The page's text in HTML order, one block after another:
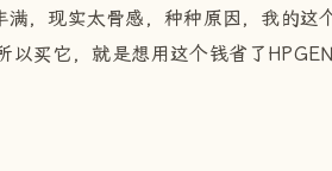
满，现实太骨感，种种原因，我的这
以买它，就是想用这个钱省了